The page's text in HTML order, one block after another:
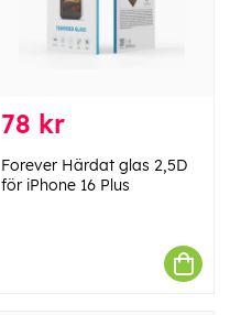
78 kr
Forever Härdat glas 2,5D
för iPhone 16 Plus